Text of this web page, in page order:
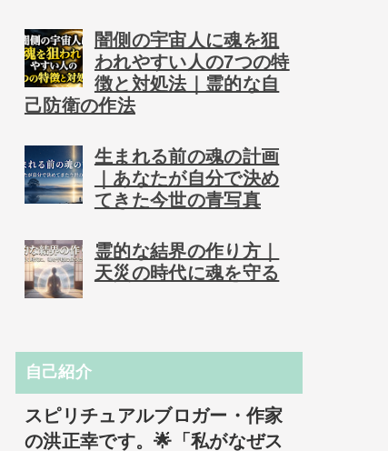
闇側の宇宙人に魂を狙
われやすい人の7つの特
徴と対処法｜霊的な自
己防衛の作法
生まれる前の魂の計画
｜あなたが自分で決め
てきた今世の青写真
霊的な結界の作り方｜
天災の時代に魂を守る
自己紹介
スピリチュアルブロガー・作家
の洪正幸です。🌟「私がなぜス